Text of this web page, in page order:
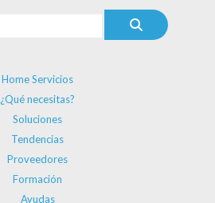
Home Servicios
¿Qué necesitas?
Soluciones
Tendencias
Proveedores
Formación
Ayudas